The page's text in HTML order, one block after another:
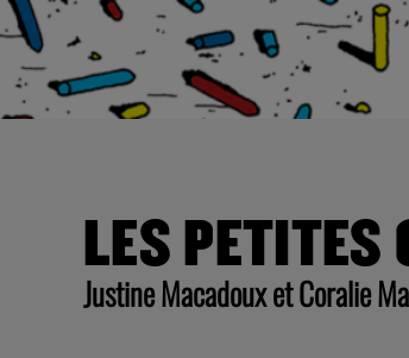
LES PETITES
Justine Macadoux et Coralie